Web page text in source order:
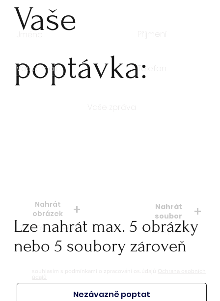
Vaše
poptávka:
Nahrát
obrázek
soubory: jpeg, jpg, png
Nahrát
soubor
soubory: doc. pdf.
Lze nahrát max. 5 obrázky
nebo 5 soubory zároveň
souhlasím s podmínkami o zpracování os.údajů
Ochrana osobních
údajů
Nezávazně poptat